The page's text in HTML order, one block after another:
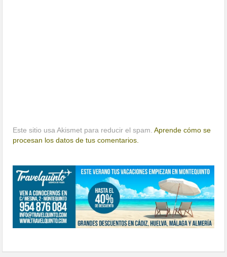
Este sitio usa Akismet para reducir el spam.Aprende cómo se
procesan los datos de tus comentarios.